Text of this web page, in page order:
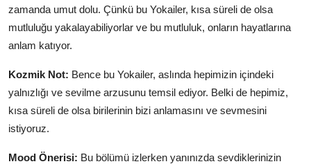
zamanda umut dolu. Çünkü bu Yokailer, kısa süreli de olsa
mutluluğu yakalayabiliyorlar ve bu mutluluk, onların hayatlarına
anlam katıyor.
Kozmik Not: Bence bu Yokailer, aslında hepimizin içindeki
yalnızlığı ve sevilme arzusunu temsil ediyor. Belki de hepimiz,
kısa süreli de olsa birilerinin bizi anlamasını ve sevmesini
istiyoruz.
Mood Önerisi: Bu bölümü izlerken yanınızda sevdiklerinizin